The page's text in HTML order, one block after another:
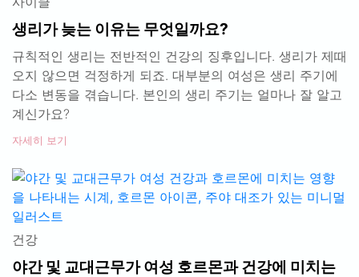
생리가 늦는 이유는 무엇일까요?
규칙적인 생리는 전반적인 건강의 징후입니다. 생리가 제때
오지 않으면 걱정하게 되죠. 대부분의 여성은 생리 주기에
다소 변동을 겪습니다. 본인의 생리 주기는 얼마나 잘 알고
계신가요?
자세히 보기
건강
야간 및 교대근무가 여성 호르몬과 건강에 미치는